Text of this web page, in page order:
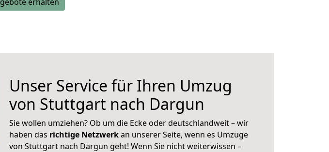
Unser Service für Ihren Umzug
von Stuttgart nach Dargun
Sie wollen umziehen? Ob um die Ecke oder deutschlandweit – wir
haben das richtige Netzwerkan unserer Seite, wenn es Umzüge
von Stuttgart nach Dargun geht! Wenn Sie nicht weiterwissen –